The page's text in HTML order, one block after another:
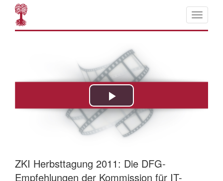
ZKI Herbsttagung 2011: Die DFG-
Empfehlungen der Kommission für IT-